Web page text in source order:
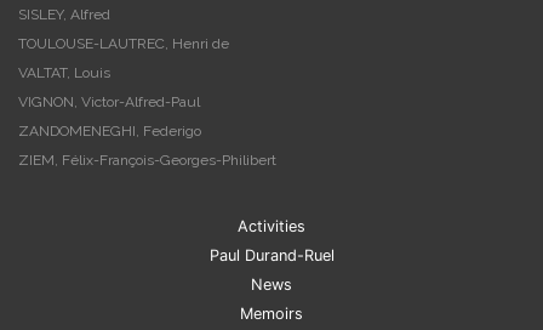
SISLEY, Alfred
TOULOUSE-LAUTREC, Henri de
VALTAT, Louis
VIGNON, Victor-Alfred-Paul
ZANDOMENEGHI, Federigo
ZIEM, Félix-François-Georges-Philibert
Activities
Paul Durand-Ruel
News
Memoirs